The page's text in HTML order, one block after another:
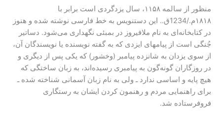
منظور از سالمه ۱۱۵۸، سال یزدگردی است برابر با
۱۸۱۸م./1234ق.. این دستنویس به خط فارسی نوشته شده و هنوز
در کتابخانه‌ای به نام ملافیروز در بمبئی نگهداری می‌شود. دساتیر
جُنگی است از پیامهای ایزدی که به گفته نویسنده یا نویسندگان آن،
از سوی یزدان به شانزده پیامبر (وخشور) که یکی پس از دیگری و
در روزگاران گونه‌گون به پیامبری ‌رسیده‌اند، به زبان ساختگی که
هیچ پایه و اساسی ندارد ـ ولی به نام زبان آسمانی شناخته شده ـ
برای راهنمایی مردم و رهنمون کردن ایشان به رستگاری
فروفرستاده شد.